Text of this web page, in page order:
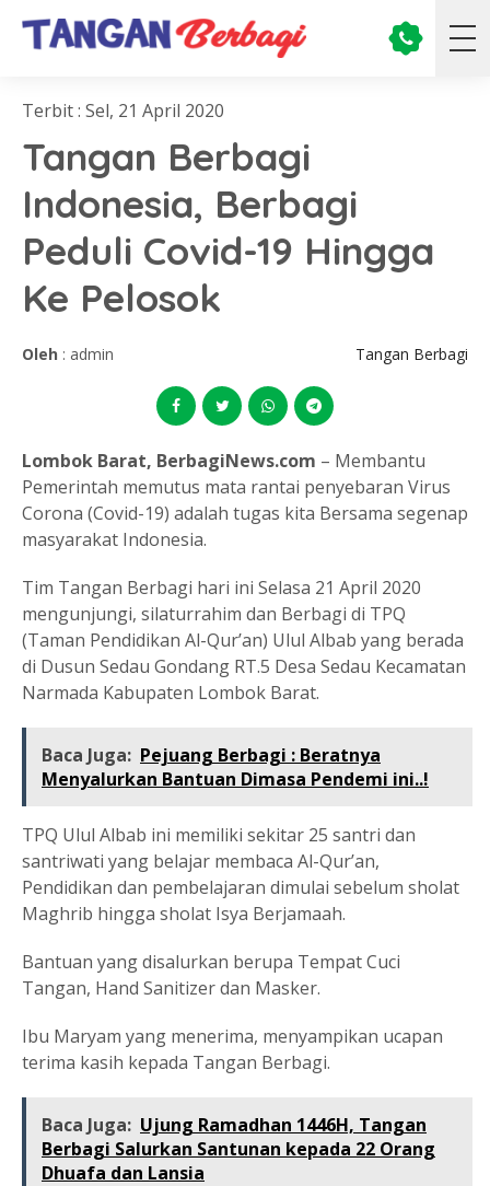
Terbit : Sel, 21 April 2020
Tangan Berbagi
Indonesia, Berbagi
Peduli Covid-19 Hingga
Ke Pelosok
Oleh : admin Tangan Berbagi
Lombok Barat, BerbagiNews.com – Membantu
Pemerintah memutus mata rantai penyebaran Virus
Corona (Covid-19) adalah tugas kita Bersama segenap
masyarakat Indonesia.
Tim Tangan Berbagi hari ini Selasa 21 April 2020
mengunjungi, silaturrahim dan Berbagi di TPQ
(Taman Pendidikan Al-Qur’an) Ulul Albab yang berada
di Dusun Sedau Gondang RT.5 Desa Sedau Kecamatan
Narmada Kabupaten Lombok Barat.
Baca Juga: Pejuang Berbagi : Beratnya
Menyalurkan Bantuan Dimasa Pendemi ini..!
TPQ Ulul Albab ini memiliki sekitar 25 santri dan
santriwati yang belajar membaca Al-Qur’an,
Pendidikan dan pembelajaran dimulai sebelum sholat
Maghrib hingga sholat Isya Berjamaah.
Bantuan yang disalurkan berupa Tempat Cuci
Tangan, Hand Sanitizer dan Masker.
Ibu Maryam yang menerima, menyampikan ucapan
terima kasih kepada Tangan Berbagi.
Baca Juga: Ujung Ramadhan 1446H, Tangan
Berbagi Salurkan Santunan kepada 22 Orang
Dhuafa dan Lansia